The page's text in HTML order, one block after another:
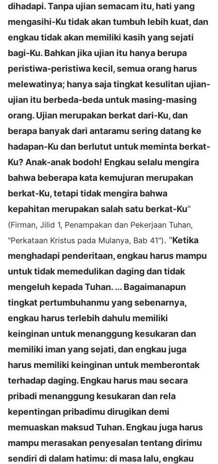
dihadapi. Tanpa ujian semacam itu, hati yang
mengasihi-Ku tidak akan tumbuh lebih kuat, dan
engkau tidak akan memiliki kasih yang sejati
bagi-Ku. Bahkan jika ujian itu hanya berupa
peristiwa-peristiwa kecil, semua orang harus
melewatinya; hanya saja tingkat kesulitan ujian-
ujian itu berbeda-beda untuk masing-masing
orang. Ujian merupakan berkat dari-Ku, dan
berapa banyak dari antaramu sering datang ke
hadapan-Ku dan berlutut untuk meminta berkat-
Ku? Anak-anak bodoh! Engkau selalu mengira
bahwa beberapa kata kemujuran merupakan
berkat-Ku, tetapi tidak mengira bahwa
kepahitan merupakan salah satu berkat-Ku"
(Firman, Jilid 1, Penampakan dan Pekerjaan Tuhan,
"Perkataan Kristus pada Mulanya, Bab 41"). "Ketika
menghadapi penderitaan, engkau harus mampu
untuk tidak memedulikan daging dan tidak
mengeluh kepada Tuhan. ... Bagaimanapun
tingkat pertumbuhanmu yang sebenarnya,
engkau harus terlebih dahulu memiliki
keinginan untuk menanggung kesukaran dan
memiliki iman yang sejati, dan engkau juga
harus memiliki keinginan untuk memberontak
terhadap daging. Engkau harus mau secara
pribadi menanggung kesukaran dan rela
kepentingan pribadimu dirugikan demi
memuaskan maksud Tuhan. Engkau juga harus
mampu merasakan penyesalan tentang dirimu
sendiri di dalam hatimu: di masa lalu, engkau